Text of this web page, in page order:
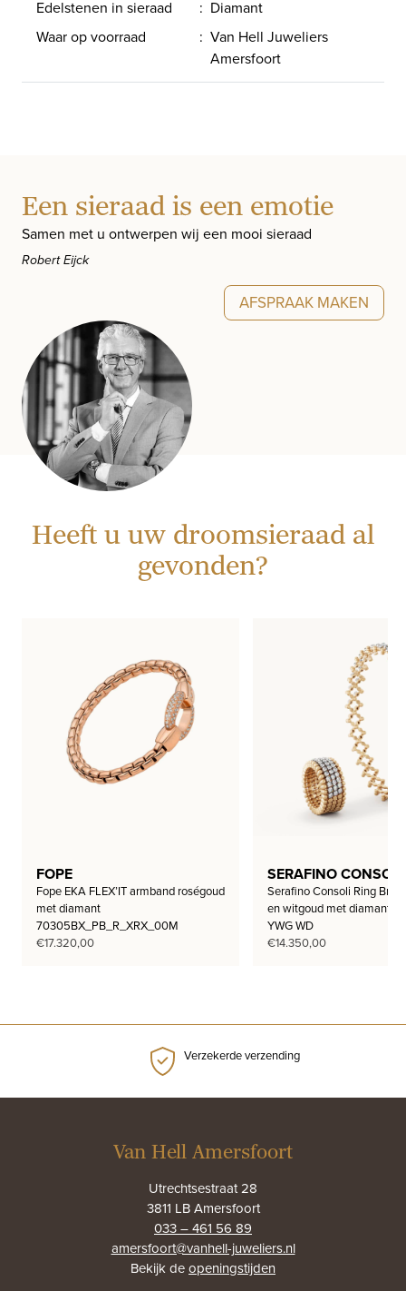
Edelstenen in sieraad : Diamant
Waar op voorraad
: Van Hell Juweliers
Amersfoort
Een sieraad is een emotie
Samen met u ontwerpen wij een mooi sieraad
Robert Eijck
AFSPRAAK MAKEN
Heeft u uw droomsieraad al
gevonden?
FOPE
Fope EKA FLEX’IT armband roségoud
met diamant
70305BX_PB_R_XRX_00M
€17.320,00
SERAFINO CONSOLI
Serafino Consoli Ring
en witgoud met diamant
YWG WD
€14.350,00
Verzekerde verzending
Van Hell Amersfoort
Utrechtsestraat 28
3811 LB Amersfoort
033 – 461 56 89
amersfoort@vanhell-juweliers.nl
Bekijk deopeningstijden